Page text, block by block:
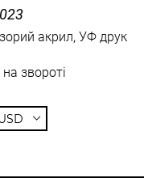
акрил, УФ друк
звороті